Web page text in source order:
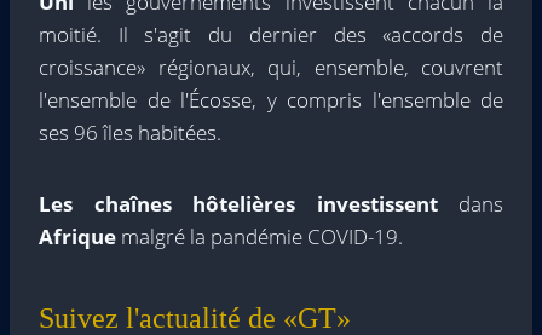
moitié. Il s'agit du dernier des «accords de
croissance» régionaux, qui, ensemble, couvrent
l'ensemble de l'Écosse, y compris l'ensemble de
ses 96 îles habitées.
Les chaînes hôtelières investissentdans
Afrique malgré la pandémie COVID-19.
Suivez l'actualité de «GT»